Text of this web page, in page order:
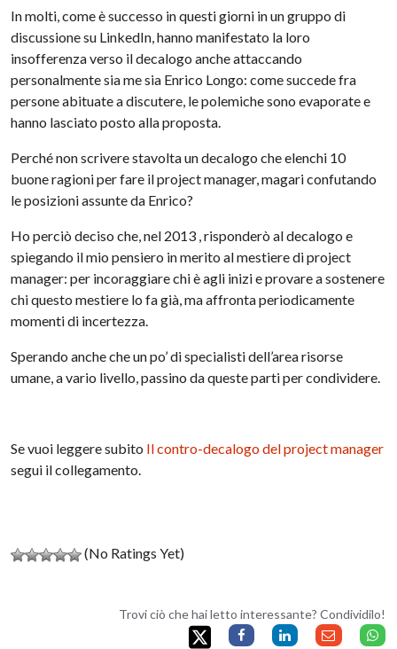
In molti, come è successo in questi giorni in un gruppo di
discussione su LinkedIn, hanno manifestato la loro
insofferenza verso il decalogo anche attaccando
personalmente sia me sia Enrico Longo: come succede fra
persone abituate a discutere, le polemiche sono evaporate e
hanno lasciato posto alla proposta.
Perché non scrivere stavolta un decalogo che elenchi 10
buone ragioni per fare il project manager, magari confutando
le posizioni assunte da Enrico?
Ho perciò deciso che, nel 2013 , risponderò al decalogo e
spiegando il mio pensiero in merito al mestiere di project
manager: per incoraggiare chi è agli inizi e provare a sostenere
chi questo mestiere lo fa già, ma affronta periodicamente
momenti di incertezza.
Sperando anche che un po’ di specialisti dell’area risorse
umane, a vario livello, passino da queste parti per condividere.
Se vuoi leggere subito Il contro-decalogo del project manager
segui il collegamento.
(No Ratings Yet)
Trovi ciò che hai letto interessante? Condividilo!